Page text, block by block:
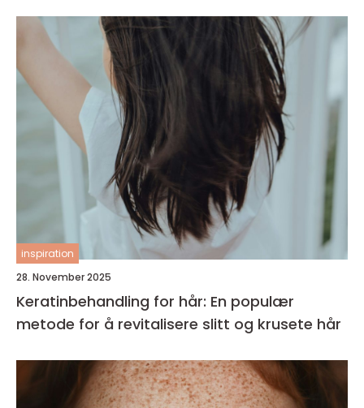
inspiration
28. November 2025
Keratinbehandling for hår: En populær
metode for å revitalisere slitt og krusete hår